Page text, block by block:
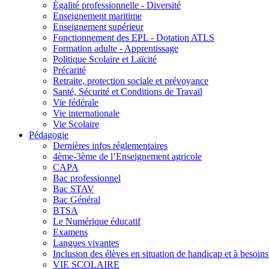
Égalité professionnelle - Diversité
Enseignement maritime
Enseignement supérieur
Fonctionnement des EPL - Dotation ATLS
Formation adulte - Apprentissage
Politique Scolaire et Laïcité
Précarité
Retraite, protection sociale et prévoyance
Santé, Sécurité et Conditions de Travail
Vie fédérale
Vie internationale
Vie Scolaire
Pédagogie
Dernières infos réglementaires
4ème-3ème de l’Enseignement agricole
CAPA
Bac professionnel
Bac STAV
Bac Général
BTSA
Le Numérique éducatif
Examens
Langues vivantes
Inclusion des élèves en situation de handicap et à
VIE SCOLAIRE